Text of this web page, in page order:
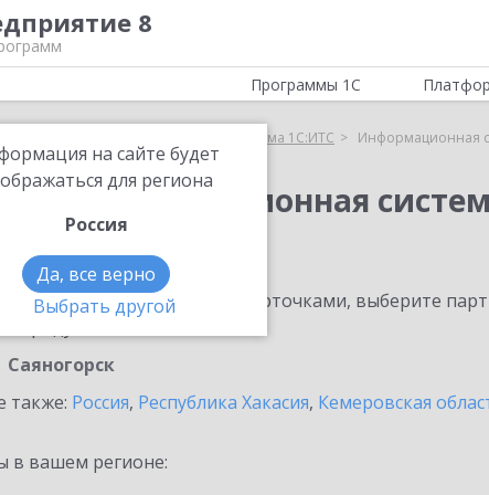
8
на сайте будет
для региона
Россия
Да, все верно
Выбрать другой
Программы 1С
Информационная система 1С:ИТС Информационная
Информационная
с информационными карточками, выберите
продукта.
Саяногорск
также: Россия, Республика Хакасия, Кемеровская
в вашем регионе: